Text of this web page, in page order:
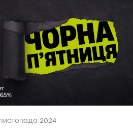
2024